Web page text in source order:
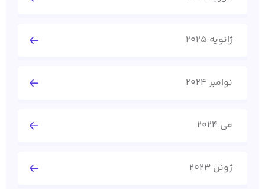
ژانویه 2025
نوامبر 2024
می 2024
ژوئن 2023